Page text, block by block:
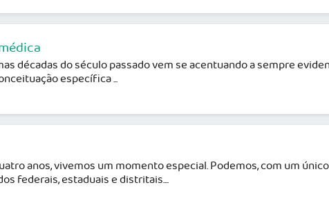
décadas do século passado vem se acentuando a sempre
específica ...
anos, vivemos um momento especial. Podemos, com um
federais, estaduais e distritais....